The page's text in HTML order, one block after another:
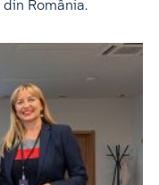
România.